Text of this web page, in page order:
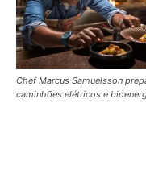
Chef Marcus Samuelsson
caminhões elétricos e